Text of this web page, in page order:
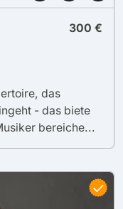
300 €
das
- das biete
bereiche...